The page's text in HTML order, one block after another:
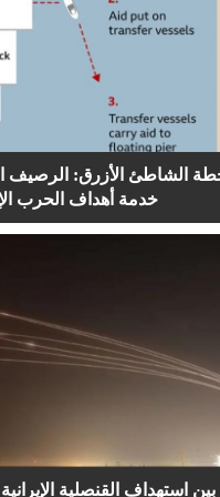
الشاطئ الأزرق: الرصيف
خدمة أهداف الحرب
بين استهداف القنصلية